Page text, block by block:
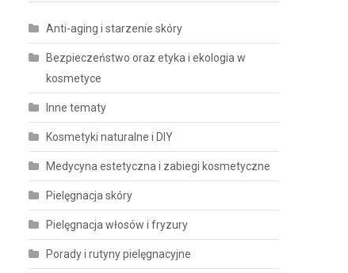
Anti-aging i starzenie skóry
Bezpieczeństwo oraz etyka i ekologia w
kosmetyce
Inne tematy
Kosmetyki naturalne i DIY
Medycyna estetyczna i zabiegi kosmetyczne
Pielęgnacja skóry
Pielęgnacja włosów i fryzury
Porady i rutyny pielęgnacyjne